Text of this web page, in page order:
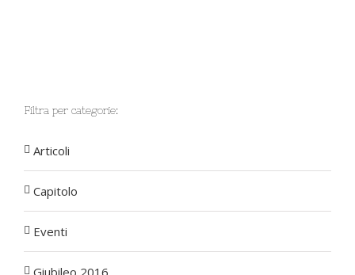
Filtra per categorie:
Articoli
Capitolo
Eventi
Giubileo 2016